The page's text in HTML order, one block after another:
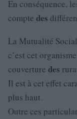
En conséquence,
compte des
La Mutualité
c’est cet
couverture des
Il est à cet effet
plus haut.
Outre ces